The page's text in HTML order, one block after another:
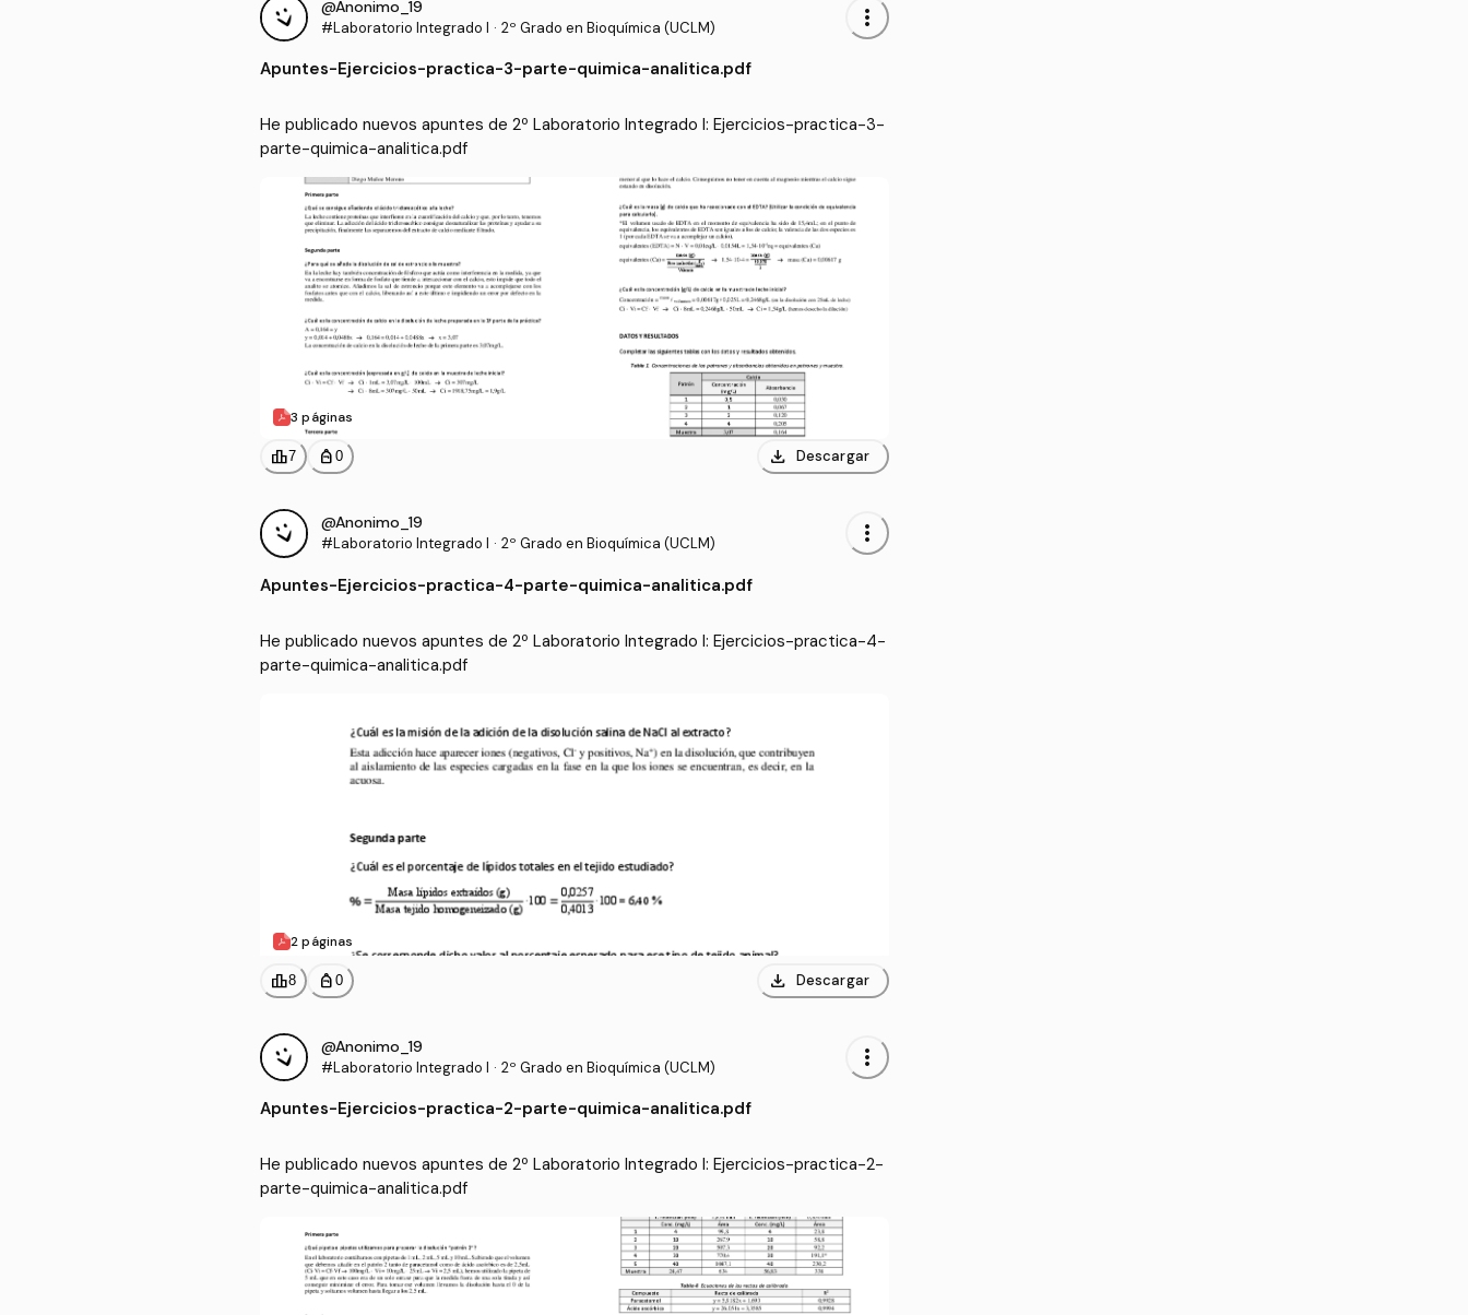
@Anonimo_19
#Laboratorio Integrado I · 2º Grado en Bioquímica (UCLM) more_vert
Apuntes-Ejercicios-practica-3-parte-quimica-analitica.pdf
He publicado nuevos apuntes de 2º Laboratorio Integrado I: Ejercicios-practica-3-
parte-quimica-analitica.pdf
3 páginas
leaderboard7 personal_bag 0 download Descargar
@Anonimo_19
#Laboratorio Integrado I · 2º Grado en Bioquímica (UCLM) more_vert
Apuntes-Ejercicios-practica-4-parte-quimica-analitica.pdf
He publicado nuevos apuntes de 2º Laboratorio Integrado I: Ejercicios-practica-4-
parte-quimica-analitica.pdf
2 páginas
leaderboard8 personal_bag 0 download Descargar
@Anonimo_19
#Laboratorio Integrado I · 2º Grado en Bioquímica (UCLM) more_vert
Apuntes-Ejercicios-practica-2-parte-quimica-analitica.pdf
He publicado nuevos apuntes de 2º Laboratorio Integrado I: Ejercicios-practica-2-
parte-quimica-analitica.pdf